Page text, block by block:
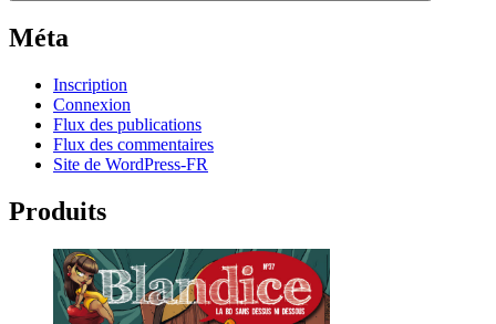
Méta
Inscription
Connexion
Flux des publications
Flux des commentaires
Site de WordPress-FR
Produits